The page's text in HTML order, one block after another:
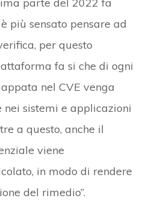
più sensato pensare ad
per questo
fa si che di ogni
nel CVE venga
sistemi e applicazioni
a questo, anche il
viene
in modo di rendere
del rimedio”.